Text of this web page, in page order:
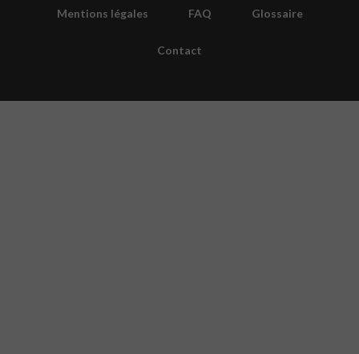
Mentions légales FAQ Glossaire
Contact